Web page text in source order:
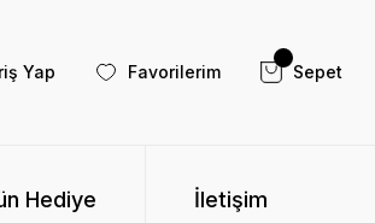
Yap Favorilerim Sepet
Hediye İletişim